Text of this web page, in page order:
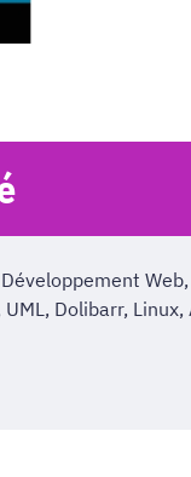
UML, Dolibarr,